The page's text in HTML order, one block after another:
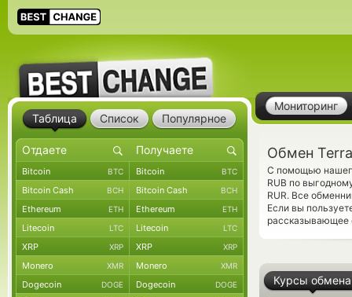
Мониторинг
Обмен
С помощью
RUB по
RUR. Все
Если вы
рассказывающее
Курсы обмена
Таблица Список Популярное
Bitcoin BTC Bitcoin BTC
Bitcoin Cash BCH Bitcoin Cash BCH
Ethereum ETH Ethereum ETH
Litecoin LTC Litecoin LTC
XRP XRP XRP XRP
Monero XMR Monero XMR
Dogecoin DOGE Dogecoin DOGE